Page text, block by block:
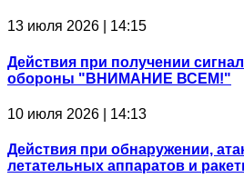
13 июля 2026 | 14:15
Действия при получении
обороны "ВНИМАНИЕ ВСЕМ!"
10 июля 2026 | 14:13
Действия при обнаружении,
летательных аппаратов и